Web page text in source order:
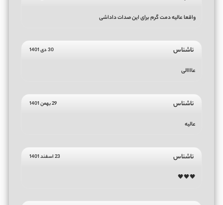
واقعا عالیه دمت گرم برای این صدات داداشی
ناشناس 30 دی 1401
عاااالی
ناشناس 29 بهمن 1401
عالیه
ناشناس 23 اسفند 1401
🖤🖤🖤